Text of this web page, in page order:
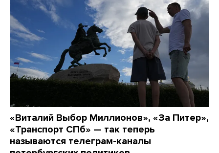
«Виталий Выбор Миллионов», «За Питер»,
«Транспорт СПб» — так теперь
называются телеграм-каналы